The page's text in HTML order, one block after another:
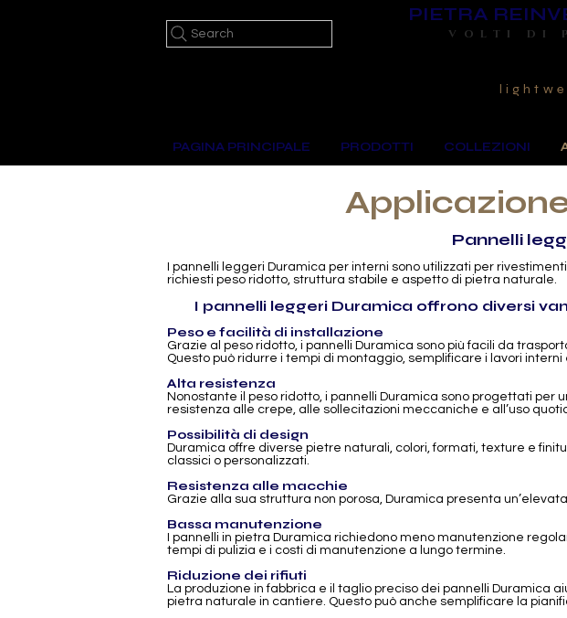
Search
PIETRA
VOLTI DI
PAGINA PRINCIPALE PRODOTTI COLLEZIONI
Pannelli
I pannelli leggeri Duramica per interni sono utilizzati per
richiesti peso ridotto, struttura stabile e aspetto di pietra naturale.
I pannelli leggeri Duramica offrono diversi
Peso e facilità di installazione
Grazie al peso ridotto, i pannelli Duramica sono più facili da
Questo può ridurre i tempi di montaggio, semplificare i lavori
Alta resistenza
Nonostante il peso ridotto, i pannelli Duramica sono progettati per
resistenza alle crepe, alle sollecitazioni meccaniche e all’uso
Possibilità di design
Duramica offre diverse pietre naturali, colori, formati, texture e
classici o personalizzati.
Resistenza alle macchie
Grazie alla sua struttura non porosa, Duramica presenta
Bassa manutenzione
I pannelli in pietra Duramica richiedono meno manutenzione
tempi di pulizia e i costi di manutenzione a lungo termine.
Riduzione dei rifiuti
La produzione in fabbrica e il taglio preciso dei pannelli Duramica
pietra naturale in cantiere. Questo può anche semplificare la